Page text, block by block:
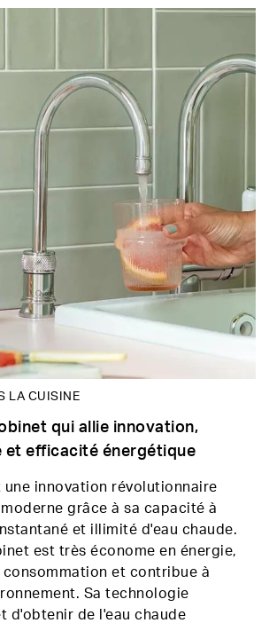
LA CUISINE
qui allie innovation,
et efficacité énergétique
une innovation révolutionnaire
grâce à sa capacité à
et illimité d'eau chaude.
est très économe en énergie,
et contribue à
Sa technologie
d'obtenir de l'eau chaude